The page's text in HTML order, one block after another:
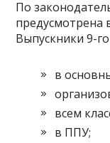
По
предусмотрена
Выпускники 9-
в
всем
в ППУ;